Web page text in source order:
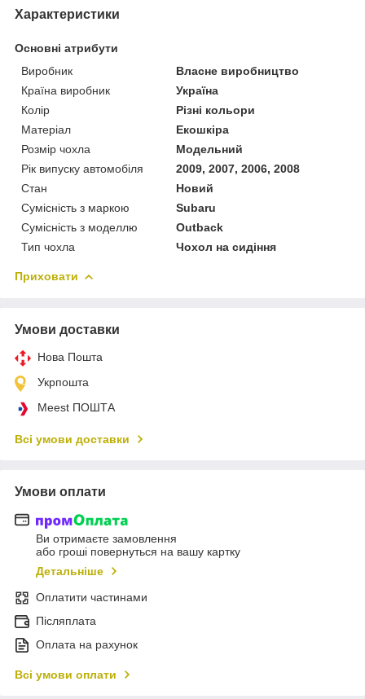
Характеристики
Основні атрибути
Виробник
Власне виробництво
Країна виробник
Україна
Колір
Різні кольори
Матеріал
Екошкіра
Розмір чохла
Модельний
Рік випуску автомобіля
2009, 2007, 2006, 2008
Стан
Новий
Сумісність з маркою
Subaru
Сумісність з моделлю
Outback
Тип чохла
Чохол на сидіння
Приховати
Умови доставки
Нова Пошта
Укрпошта
Meest ПОШТА
Всі умови доставки
Умови оплати
Ви отримаєте замовлення
або гроші повернуться на вашу картку
Детальніше
Оплатити частинами
Післяплата
Оплата на рахунок
Всі умови оплати